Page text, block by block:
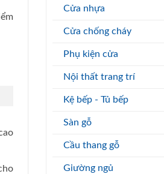
Cửa nhựa
Cửa chống cháy
Phụ kiện cửa
Nội thất trang trí
Kệ bếp - Tủ bếp
Sàn gỗ
Cầu thang gỗ
Giường ngủ